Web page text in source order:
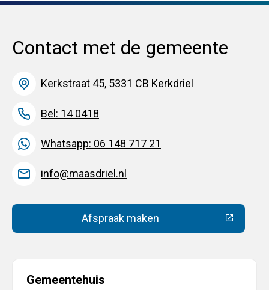
Contact met de gemeente
Kerkstraat 45, 5331 CB Kerkdriel
Bel: 14 0418
Whatsapp: 06 148 717 21
info@maasdriel.nl
Afspraak maken(Deze link gaat naar een
Gemeentehuis